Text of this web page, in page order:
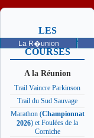
La R�union
LES
PROCHAINES
COURSES
A la Réunion
Trail Vaincre Parkinson
Trail du Sud Sauvage
Marathon (Championnat
2026) et Foulées de la
Corniche